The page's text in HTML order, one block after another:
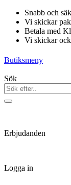
Hoppa
innehåll
Snabb och
Vi skickar
Betala med
Vi skickar
Butiksmeny
Sök
Erbjudanden
Logga in